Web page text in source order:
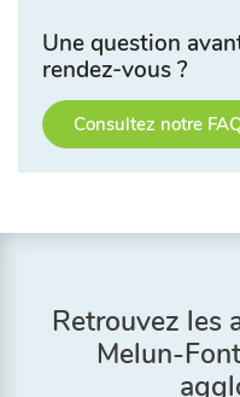
Une question
rendez-vous ?
Consultez notre
Retrouvez les
Melun-